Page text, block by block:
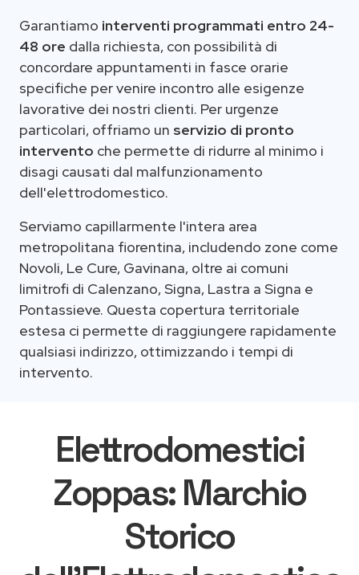
Garantiamo interventi programmati entro 24-
48 ore dalla richiesta, con possibilità di
concordare appuntamenti in fasce orarie
specifiche per venire incontro alle esigenze
lavorative dei nostri clienti. Per urgenze
particolari, offriamo un servizio di pronto
intervento che permette di ridurre al minimo i
disagi causati dal malfunzionamento
dell'elettrodomestico.
Serviamo capillarmente l'intera area
metropolitana fiorentina, includendo zone come
Novoli, Le Cure, Gavinana, oltre ai comuni
limitrofi di Calenzano, Signa, Lastra a Signa e
Pontassieve. Questa copertura territoriale
estesa ci permette di raggiungere rapidamente
qualsiasi indirizzo, ottimizzando i tempi di
intervento.
Elettrodomestici
Zoppas: Marchio
Storico